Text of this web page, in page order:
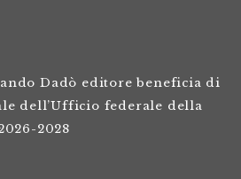
Dadò editore beneficia di
dell’Ufficio federale della
2028